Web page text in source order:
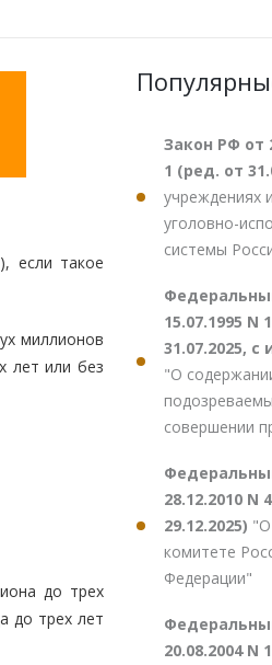
если такое
миллионов
лет или без
до трех
до трех лет
Закон РФ от
1 (ред. от
учреждениях
уголовно-
системы
15.07.1995 N
31.07.2025, с
"О
совершении
28.12.2010 N
29.12.2025) "О
комитете
Федерации"
20.08.2004 N